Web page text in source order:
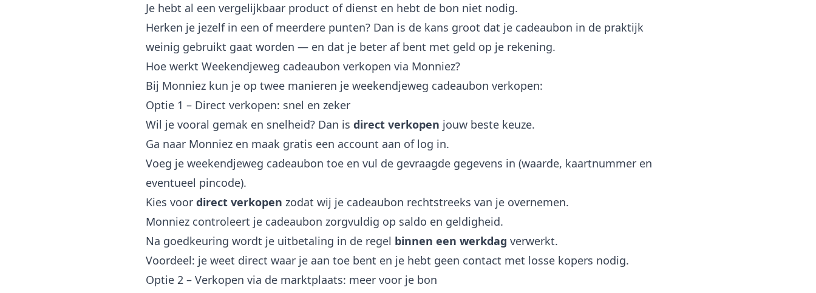
Je hebt al een vergelijkbaar product of dienst en hebt de bon niet nodig.
Herken je jezelf in een of meerdere punten? Dan is de kans groot dat je cadeaubon in de praktijk
weinig gebruikt gaat worden — en dat je beter af bent met geld op je rekening.
Hoe werkt Weekendjeweg cadeaubon verkopen via Monniez?
Bij Monniez kun je op twee manieren je weekendjeweg cadeaubon verkopen:
Optie 1 – Direct verkopen: snel en zeker
Wil je vooral gemak en snelheid? Dan is direct verkopen jouw beste keuze.
Ga naar Monniez en maak gratis een account aan of log in.
Voeg je weekendjeweg cadeaubon toe en vul de gevraagde gegevens in (waarde, kaartnummer en
eventueel pincode).
Kies voor direct verkopen zodat wij je cadeaubon rechtstreeks van je overnemen.
Monniez controleert je cadeaubon zorgvuldig op saldo en geldigheid.
Na goedkeuring wordt je uitbetaling in de regel binnen een werkdag verwerkt.
Voordeel: je weet direct waar je aan toe bent en je hebt geen contact met losse kopers nodig.
Optie 2 – Verkopen via de marktplaats: meer voor je bon